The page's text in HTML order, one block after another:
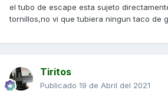
el tubo de escape esta sujeto
tornillos,no vi que tubiera ningun taco de
Tiritos
Publicado 19 de Abril del 2021